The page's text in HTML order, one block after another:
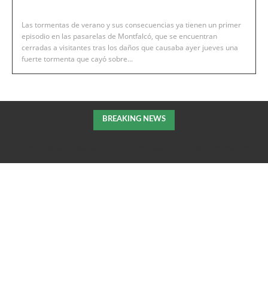
Las tormentas de verano y sus consecuencias ya tienen un primer
episodio en las pasarelas de Montfalcó, que se encuentran
cerradas a visitantes tras los daños que causaba ayer jueves una
fuerte tormenta que cayó sobre...
BREAKING NEWS